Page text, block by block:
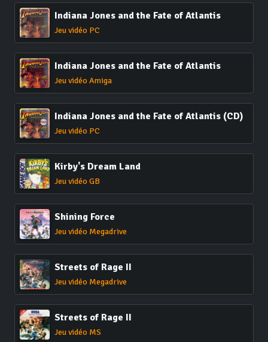
Indiana Jones and the Fate of Atlantis
Jeu vidéo PC
Indiana Jones and the Fate of Atlantis
Jeu vidéo Amiga
Indiana Jones and the Fate of Atlantis (CD)
Jeu vidéo PC
Kirby's Dream Land
Jeu vidéo GB
Shining Force
Jeu vidéo Megadrive
Streets of Rage II
Jeu vidéo Megadrive
Streets of Rage II
Jeu vidéo MS